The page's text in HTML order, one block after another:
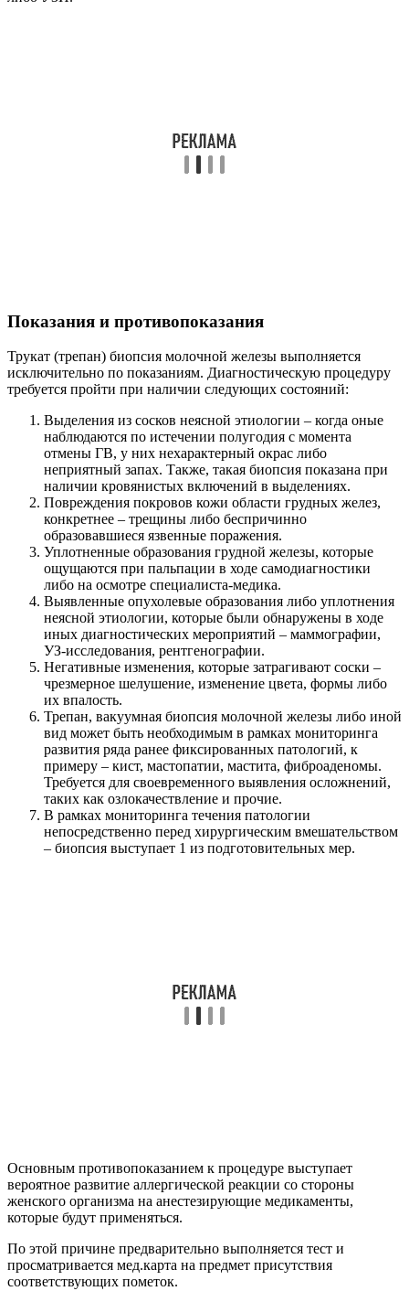
Показания и противопоказания
Трукат (трепан) биопсия молочной железы выполняется
исключительно по показаниям. Диагностическую процедуру
требуется пройти при наличии следующих состояний:
Выделения из сосков неясной этиологии – когда оные
наблюдаются по истечении полугодия с момента
отмены ГВ, у них нехарактерный окрас либо
неприятный запах. Также, такая биопсия показана при
наличии кровянистых включений в выделениях.
Повреждения покровов кожи области грудных желез,
конкретнее – трещины либо беспричинно
образовавшиеся язвенные поражения.
Уплотненные образования грудной железы, которые
ощущаются при пальпации в ходе самодиагностики
либо на осмотре специалиста-медика.
Выявленные опухолевые образования либо уплотнения
неясной этиологии, которые были обнаружены в ходе
иных диагностических мероприятий – маммографии,
УЗ-исследования, рентгенографии.
Негативные изменения, которые затрагивают соски –
чрезмерное шелушение, изменение цвета, формы либо
их впалость.
Трепан, вакуумная биопсия молочной железы либо иной
вид может быть необходимым в рамках мониторинга
развития ряда ранее фиксированных патологий, к
примеру – кист, мастопатии, мастита, фиброаденомы.
Требуется для своевременного выявления осложнений,
таких как озлокачествление и прочие.
В рамках мониторинга течения патологии
непосредственно перед хирургическим вмешательством
– биопсия выступает 1 из подготовительных мер.
Основным противопоказанием к процедуре выступает
вероятное развитие аллергической реакции со стороны
женского организма на анестезирующие медикаменты,
которые будут применяться.
По этой причине предварительно выполняется тест и
просматривается мед.карта на предмет присутствия
соответствующих пометок.